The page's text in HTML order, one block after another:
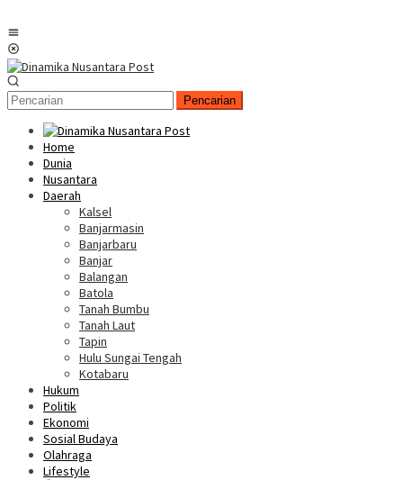
Pencarian
Home
Dunia
Nusantara
Daerah
Kalsel
Banjarmasin
Banjarbaru
Banjar
Balangan
Batola
Tanah Bumbu
Tanah Laut
Tapin
Hulu Sungai Tengah
Kotabaru
Hukum
Politik
Ekonomi
Sosial Budaya
Olahraga
Lifestyle